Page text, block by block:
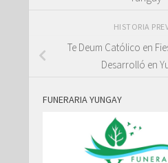
HISTORIA
Te Deum Católico en
Desarrolló en
FUNERARIA YUNGAY